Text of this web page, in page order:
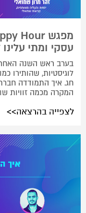
עסקי ומתי
בערב ראש השנה
לוגיסטיות, שהותירו
חג. איך התמודדה
המקרה מכמה זוויות
לצפייה בהרצאה>>